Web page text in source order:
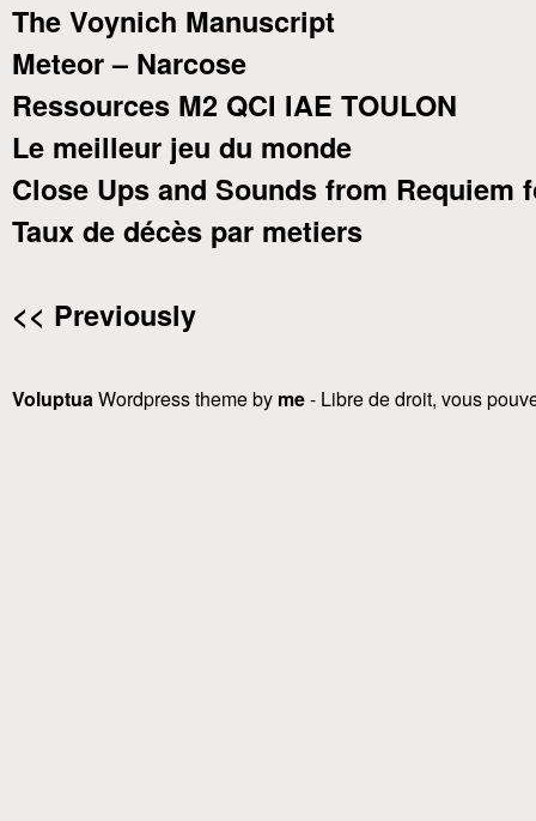
The Voynich Manuscript
Meteor – Narcose
Ressources M2 QCI IAE TOULON
Le meilleur jeu du monde
Close Ups and Sounds from Requiem
Taux de décès par metiers
<< Previously
VoluptuaWordpress theme by me- Libre de droit, vous